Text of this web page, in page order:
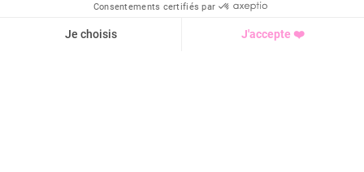
Consentements certifiés par
Je choisis J'accepte ❤️